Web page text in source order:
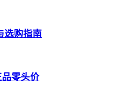
选购指南
零头价